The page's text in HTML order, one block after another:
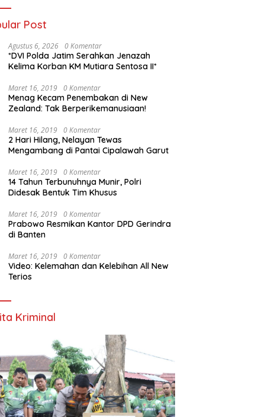
Post
Agustus 6, 2026 0 Komentar
*DVI Polda Jatim Serahkan Jenazah
Kelima Korban KM Mutiara Sentosa II*
Maret 16, 2019 0 Komentar
Menag Kecam Penembakan di New
Zealand: Tak Berperikemanusiaan!
Maret 16, 2019 0 Komentar
2 Hari Hilang, Nelayan Tewas
Mengambang di Pantai Cipalawah Garut
Maret 16, 2019 0 Komentar
14 Tahun Terbunuhnya Munir, Polri
Didesak Bentuk Tim Khusus
Maret 16, 2019 0 Komentar
Prabowo Resmikan Kantor DPD Gerindra
di Banten
Maret 16, 2019 0 Komentar
Video: Kelemahan dan Kelebihan All New
Terios
Kriminal